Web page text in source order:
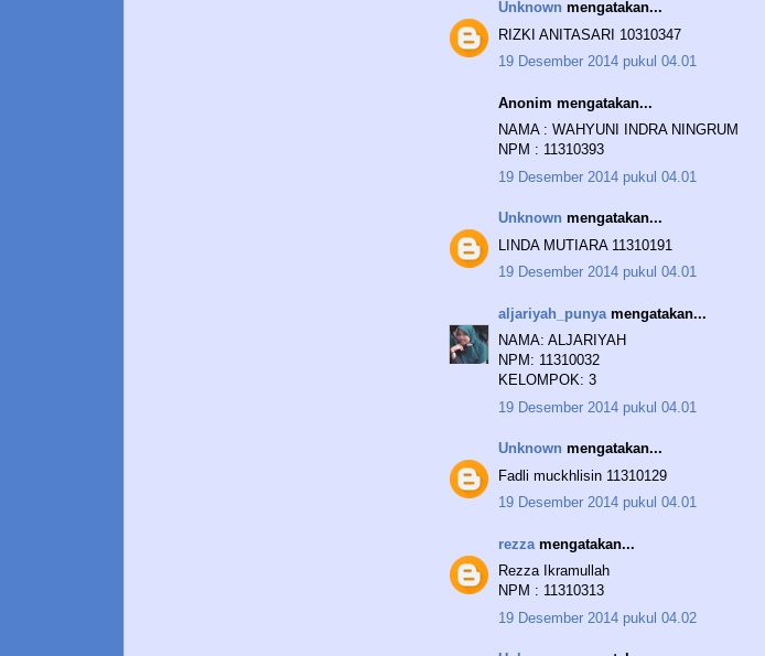
Unknown mengatakan...
RIZKI ANITASARI 10310347
19 Desember 2014 pukul 04.01
Anonim mengatakan...
NAMA : WAHYUNI INDRA NINGRUM
NPM : 11310393
19 Desember 2014 pukul 04.01
Unknown mengatakan...
LINDA MUTIARA 11310191
19 Desember 2014 pukul 04.01
aljariyah_punya mengatakan...
NAMA: ALJARIYAH
NPM: 11310032
KELOMPOK: 3
19 Desember 2014 pukul 04.01
Unknown mengatakan...
Fadli muckhlisin 11310129
19 Desember 2014 pukul 04.01
rezza mengatakan...
Rezza Ikramullah
NPM : 11310313
19 Desember 2014 pukul 04.02